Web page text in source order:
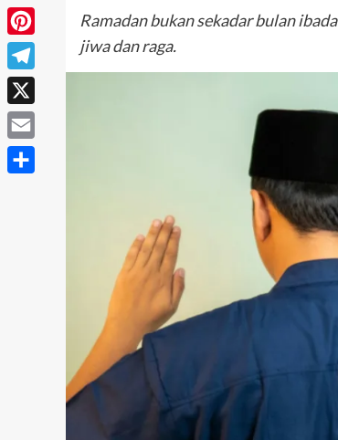
Ramadan bukan sekadar bulan
jiwa dan raga.
WhatsApp
Pinterest
Telegram
X
Email